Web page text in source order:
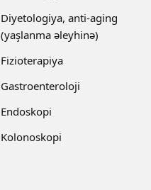
Diyetologiya, anti-aging
(yaşlanma əleyhinə)
Fizioterapiya
Gastroenteroloji
Endoskopi
Kolonoskopi